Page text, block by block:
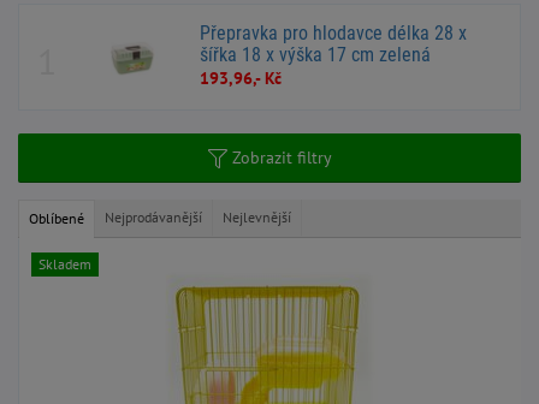
Přepravka pro hlodavce délka 28 x
šířka 18 x výška 17 cm zelená
193,96,- Kč
Zobrazit filtry
Oblíbené Nejprodávanější Nejlevnější
Skladem